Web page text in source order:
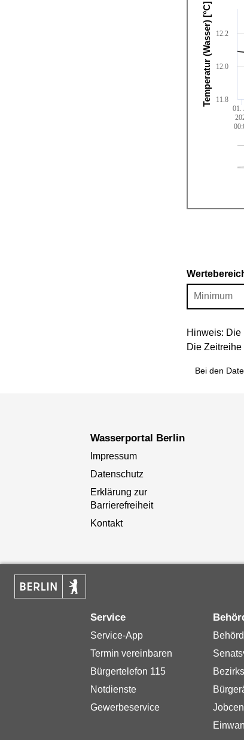
Temperatur (Wasser) [°C]
01.
12.0
12.2
11.8
Hinweis: Die
Die Zeitreihe
Bei den
Wasserportal Berlin
Impressum
Datenschutz
Erklärung zur
Barrierefreiheit
Kontakt
Service
Service-App
Termin vereinbaren
Bürgertelefon 115
Notdienste
Gewerbeservice